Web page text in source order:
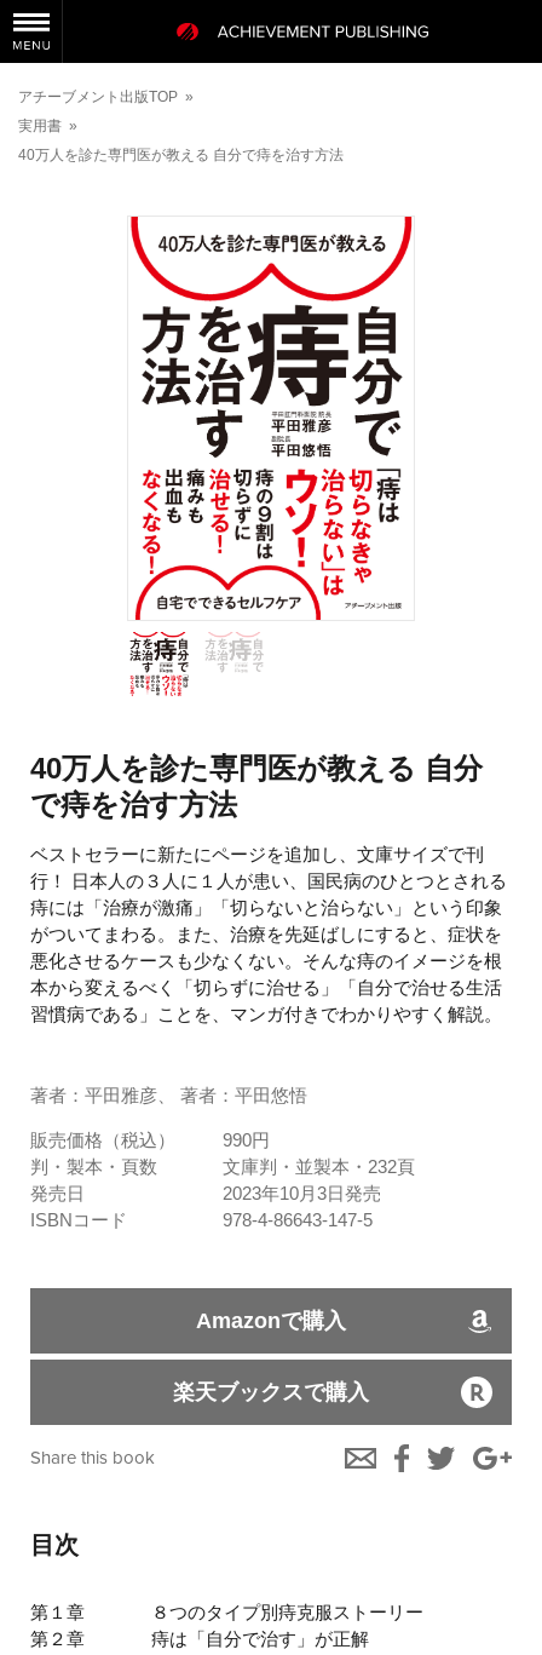
アチーブメント出版TOP »
実用書 »
40万人を診た専門医が教える 自分で痔を治す方法
40万人を診た専門医が教える 自分
で痔を治す方法
ベストセラーに新たにページを追加し、文庫サイズで刊
行！ 日本人の３人に１人が患い、国民病のひとつとされる
痔には「治療が激痛」「切らないと治らない」という印象
がついてまわる。また、治療を先延ばしにすると、症状を
悪化させるケースも少なくない。そんな痔のイメージを根
本から変えるべく「切らずに治せる」「自分で治せる生活
習慣病である」ことを、マンガ付きでわかりやすく解説。
著者：平田雅彦、 著者：平田悠悟
販売価格（税込）
990円
判・製本・頁数
文庫判・並製本・232頁
発売日
2023年10月3日発売
ISBNコード
978-4-86643-147-5
Amazonで購入
楽天ブックスで購入
Share this book
目次
第１章
８つのタイプ別痔克服ストーリー
第２章
痔は「自分で治す」が正解